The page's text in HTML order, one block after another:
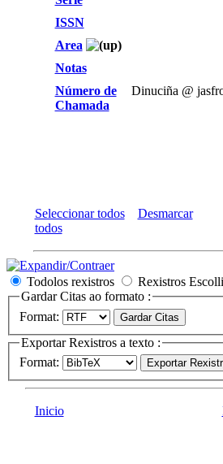
ISSN
Area
Notas
Número de
Chamada
Dinuciña @
Seleccionar todos
Desmarcar
todos
Todolos rexistros
Rexistros
Gardar Citas ao formato :
Format:
Exportar Rexistros a texto :
Format:
Inicio